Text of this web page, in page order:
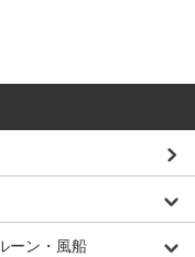
ーン・風船